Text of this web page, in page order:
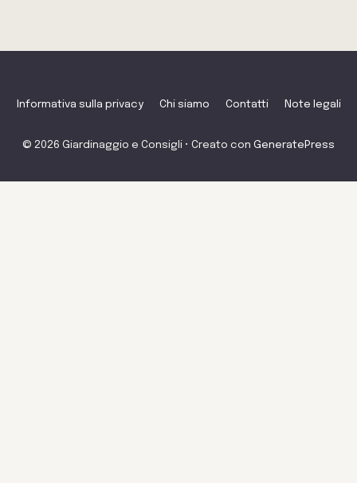
Informativa sulla privacy Chi siamo Contatti Note legali
© 2026 Giardinaggio e Consigli • Creato con GeneratePress